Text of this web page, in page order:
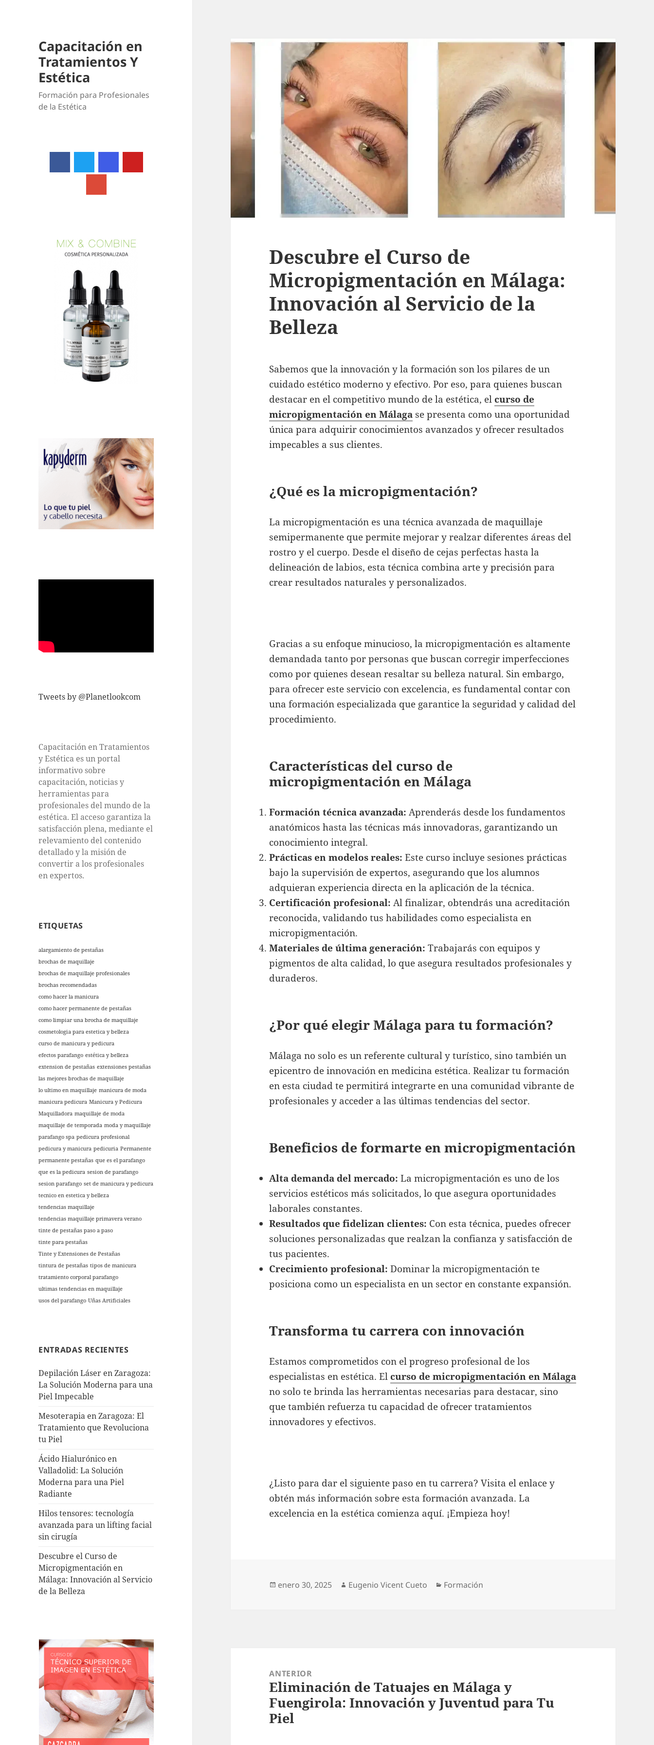
Capacitación en
Tratamientos Y
Estética
Formación para Profesionales
de la Estética
Tweets by @Planetlookcom
Capacitación en Tratamientos
y Estética es un portal
informativo sobre
capacitación, noticias y
herramientas para
profesionales del mundo de la
estética. El acceso garantiza la
satisfacción plena, mediante el
relevamiento del contenido
detallado y la misión de
convertir a los profesionales
en expertos.
ETIQUETAS
alargamiento de pestañas
brochas de maquillaje
brochas de maquillaje profesionales
brochas recomendadas
como hacer la manicura
como hacer permanente de pestañas
como limpiar una brocha de maquillaje
cosmetologia para estetica y belleza
curso de manicura y pedicura
efectos parafango estética y belleza
extension de pestañas extensiones pestañas
las mejores brochas de maquillaje
lo ultimo en maquillaje manicura de moda
manicura pedicura Manicura y Pedicura
Maquilladora maquillaje de moda
maquillaje de temporada moda y maquillaje
parafango spa pedicura profesional
pedicura y manicura pedicuria Permanente
permanente pestañas que es el parafango
que es la pedicura sesion de parafango
sesion parafango set de manicura y pedicura
tecnico en estetica y belleza
tendencias maquillaje
tendencias maquillaje primavera verano
tinte de pestañas paso a paso
tinte para pestañas
Tinte y Extensiones de Pestañas
tintura de pestañas tipos de manicura
tratamiento corporal parafango
ultimas tendencias en maquillaje
usos del parafango Uñas Artificiales
ENTRADAS RECIENTES
Depilación Láser en Zaragoza:
La Solución Moderna para una
Piel Impecable
Mesoterapia en Zaragoza: El
Tratamiento que Revoluciona
tu Piel
Ácido Hialurónico en
Valladolid: La Solución
Moderna para una Piel
Radiante
Hilos tensores: tecnología
avanzada para un lifting facial
sin cirugía
Descubre el Curso de
Micropigmentación en
Málaga: Innovación al Servicio
de la Belleza
Descubre el Curso de
Micropigmentación en Málaga:
Innovación al Servicio de la
Belleza
Sabemos que la innovación y la formación son los pilares de un
cuidado estético moderno y efectivo. Por eso, para quienes buscan
destacar en el competitivo mundo de la estética, el curso de
micropigmentación en Málaga se presenta como una oportunidad
única para adquirir conocimientos avanzados y ofrecer resultados
impecables a sus clientes.
¿Qué es la micropigmentación?
La micropigmentación es una técnica avanzada de maquillaje
semipermanente que permite mejorar y realzar diferentes áreas del
rostro y el cuerpo. Desde el diseño de cejas perfectas hasta la
delineación de labios, esta técnica combina arte y precisión para
crear resultados naturales y personalizados.
Gracias a su enfoque minucioso, la micropigmentación es altamente
demandada tanto por personas que buscan corregir imperfecciones
como por quienes desean resaltar su belleza natural. Sin embargo,
para ofrecer este servicio con excelencia, es fundamental contar con
una formación especializada que garantice la seguridad y calidad del
procedimiento.
Características del curso de
micropigmentación en Málaga
Formación técnica avanzada: Aprenderás desde los fundamentos
anatómicos hasta las técnicas más innovadoras, garantizando un
conocimiento integral.
Prácticas en modelos reales: Este curso incluye sesiones prácticas
bajo la supervisión de expertos, asegurando que los alumnos
adquieran experiencia directa en la aplicación de la técnica.
Certificación profesional: Al finalizar, obtendrás una acreditación
reconocida, validando tus habilidades como especialista en
micropigmentación.
Materiales de última generación: Trabajarás con equipos y
pigmentos de alta calidad, lo que asegura resultados profesionales y
duraderos.
¿Por qué elegir Málaga para tu formación?
Málaga no solo es un referente cultural y turístico, sino también un
epicentro de innovación en medicina estética. Realizar tu formación
en esta ciudad te permitirá integrarte en una comunidad vibrante de
profesionales y acceder a las últimas tendencias del sector.
Beneficios de formarte en micropigmentación
Alta demanda del mercado: La micropigmentación es uno de los
servicios estéticos más solicitados, lo que asegura oportunidades
laborales constantes.
Resultados que fidelizan clientes: Con esta técnica, puedes ofrecer
soluciones personalizadas que realzan la confianza y satisfacción de
tus pacientes.
Crecimiento profesional: Dominar la micropigmentación te
posiciona como un especialista en un sector en constante expansión.
Transforma tu carrera con innovación
Estamos comprometidos con el progreso profesional de los
especialistas en estética. El curso de micropigmentación en Málaga
no solo te brinda las herramientas necesarias para destacar, sino
que también refuerza tu capacidad de ofrecer tratamientos
innovadores y efectivos.
¿Listo para dar el siguiente paso en tu carrera? Visita el enlace y
obtén más información sobre esta formación avanzada. La
excelencia en la estética comienza aquí. ¡Empieza hoy!
Publicado
enero 30, 2025 Autor
Eugenio Vicent Cueto Categorías
Formación
entradas
ANTERIOR
Entrada
anterior:
Eliminación de Tatuajes en Málaga y
Fuengirola: Innovación y Juventud para Tu
Piel